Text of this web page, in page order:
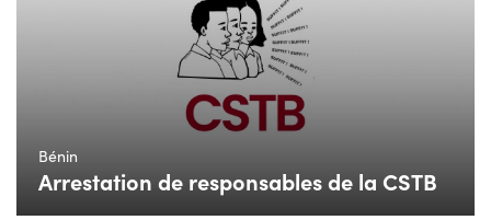
Bénin
Arrestation de responsables de la CSTB